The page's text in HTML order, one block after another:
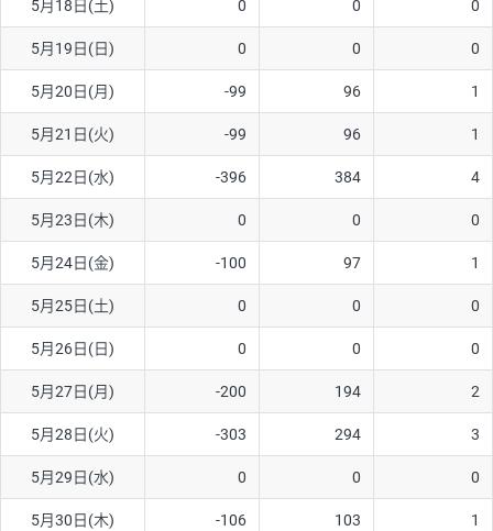
5月18日(土) 0 0 0
5月19日(日) 0 0 0
5月20日(月) -99 96 1
5月21日(火) -99 96 1
5月22日(水) -396 384 4
5月23日(木) 0 0 0
5月24日(金) -100 97 1
5月25日(土) 0 0 0
5月26日(日) 0 0 0
5月27日(月) -200 194 2
5月28日(火) -303 294 3
5月29日(水) 0 0 0
5月30日(木) -106 103 1